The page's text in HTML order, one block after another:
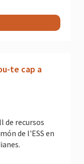
te cap a
de recursos
de l'ESS en